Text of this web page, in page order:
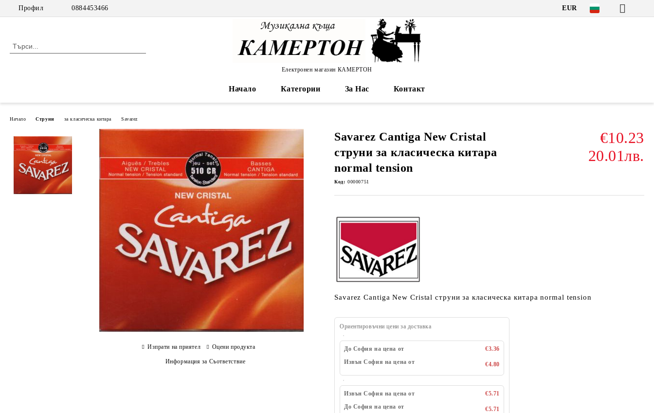
Профил 0884453466 EUR
Електронен магазин КАМЕРТОН
Начало Категории За Нас Контакт
Начало Струни за класическа китара Savarez
Savarez Cantiga New Cristal
струни за класическа китара
normal tension
€10.23
20.01лв.
Код: 00000751
Savarez Cantiga New Cristal струни за класическа китара normal tension
Ориентировъчни цени за доставка
До София на цена от
€3.36
Извън София на цена от
€4.80
Извън София на цена от
€5.71
До София на цена от
€5.71
Изпрати на приятел Оцени продукта
Информация за Съответствие